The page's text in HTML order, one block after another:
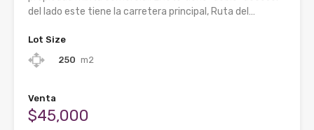
del lado este tiene la carretera principal, Ruta del…
Lot Size
250 m2
Venta
$45,000